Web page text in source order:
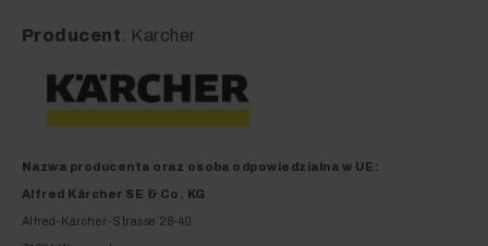
Producent: Karcher
Nazwa producenta oraz osoba odpowiedzialna w UE :
Alfred Kärcher SE & Co. KG
Alfred-Kärcher-Strasse 28-40